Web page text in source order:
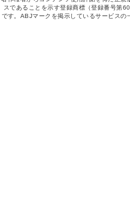
スであることを示す登録商標（登録番号第
です。ABJマークを掲示しているサービスの